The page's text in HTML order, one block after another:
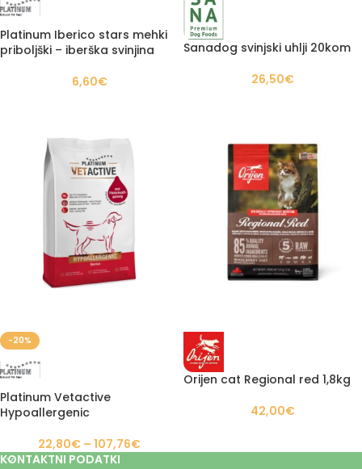
Platinum Iberico stars mehki
priboljški – iberška svinjina
6,60€
Sanadog svinjski uhlji 20kom
26,50€
-20%
Platinum Vetactive
Hypoallergenic
22,80€ – 107,76€
Orijen cat Regional red 1,8kg
42,00€
KONTAKTNI PODATKI